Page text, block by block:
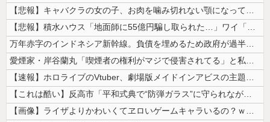
【悲報】キャバクラの女の子、お肉を噛み切れない顎になってしまう・・・
【悲報】積水ハウス「地面師に55億円騙し取られた…」ワイ「会社終わった...
万年赤字のインドネシア新幹線。負債を埋めるため政府が過半数の株式を引き...
愛煙家・岸谷蘭丸「喫煙者の権利がマジで侵害されてる」と私見 「いくら税...
【速報】ホロライブのVtuber、劇場版メイドインアビスの主題歌決定w...
【これは酷い】反高市「平和式典で“防弾ガラス”に守られながらスピーチ。...
【画像】ライザよりかわいくてヱロいゲームキャラいるの？ｗｗｗｗｗ